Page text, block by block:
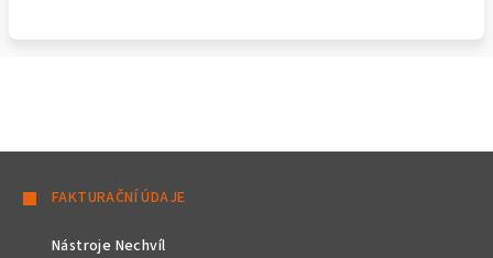
FAKTURAČNÍ ÚDAJE
Nástroje Nechvíl